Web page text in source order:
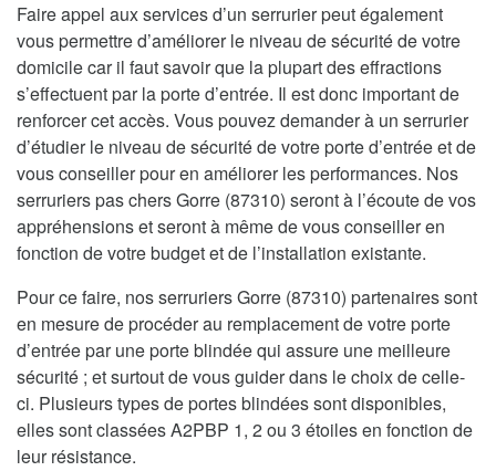
Faire appel aux services d’un serrurier peut également
vous permettre d’améliorer le niveau de sécurité de votre
domicile car il faut savoir que la plupart des effractions
s’effectuent par la porte d’entrée. Il est donc important de
renforcer cet accès. Vous pouvez demander à un serrurier
d’étudier le niveau de sécurité de votre porte d’entrée et de
vous conseiller pour en améliorer les performances. Nos
serruriers pas chers Gorre (87310) seront à l’écoute de vos
appréhensions et seront à même de vous conseiller en
fonction de votre budget et de l’installation existante.
Pour ce faire, nos serruriers Gorre (87310) partenaires sont
en mesure de procéder au remplacement de votre porte
d’entrée par une porte blindée qui assure une meilleure
sécurité ; et surtout de vous guider dans le choix de celle-
ci. Plusieurs types de portes blindées sont disponibles,
elles sont classées A2PBP 1, 2 ou 3 étoiles en fonction de
leur résistance.